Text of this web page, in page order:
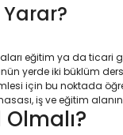
eğitim ya da ticari
yerde iki büklüm
için bu noktada
iş ve eğitim
Olmalı?